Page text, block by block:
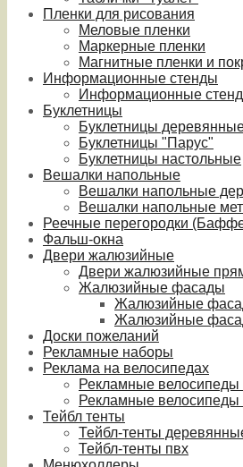
Пленки для рисования
Меловые пленки
Маркерные пленки
Магнитные пленки и
Информационные стенды
Информационные
Буклетницы
Буклетницы
Буклетницы "Парус"
Буклетницы настольные
Вешалки напольные
Вешалки напольные
Вешалки напольные
Реечные перегородки
Фальш-окна
Двери жалюзийные
Двери жалюзийные
Жалюзийные фасады
Жалюзийные
Жалюзийные
Доски пожеланий
Рекламные наборы
Реклама на велосипедах
Рекламные велосипеды
Рекламные велосипеды
Тейбл тенты
Тейбл-тенты
Тейбл-тенты пвх